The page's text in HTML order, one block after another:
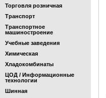
Торговля розничная
Транспорт
Транспортное
машиностроение
Учебные заведения
Химическая
Хладокомбинаты
ЦОД / Информационные
технологии
Шинная